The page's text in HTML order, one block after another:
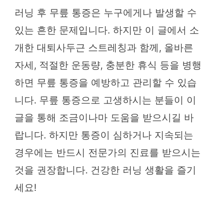
러닝 후 무릎 통증은 누구에게나 발생할 수
있는 흔한 문제입니다. 하지만 이 글에서 소
개한 대퇴사두근 스트레칭과 함께, 올바른
자세, 적절한 운동량, 충분한 휴식 등을 병행
하면 무릎 통증을 예방하고 관리할 수 있습
니다. 무릎 통증으로 고생하시는 분들이 이
글을 통해 조금이나마 도움을 받으시길 바
랍니다. 하지만 통증이 심하거나 지속되는
경우에는 반드시 전문가의 진료를 받으시는
것을 권장합니다. 건강한 러닝 생활을 즐기
세요!